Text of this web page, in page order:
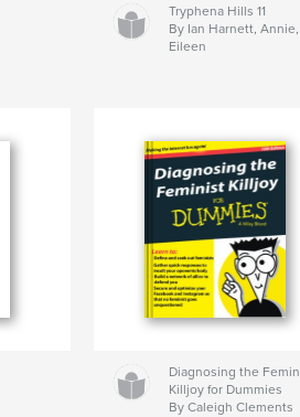
Tryphena Hills 11
By Ian Harnett, Annie,
Eileen
Diagnosing the
Killjoy for Dummies
By Caleigh Clements